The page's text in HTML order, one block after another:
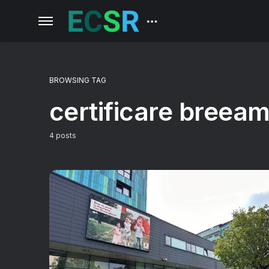
BROWSING TAG
certificare
4 posts